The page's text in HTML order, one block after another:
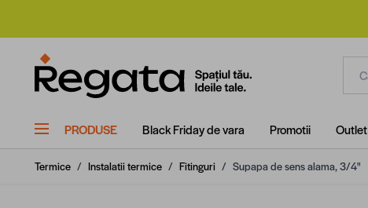
PRODUSE Black Friday de vara Promotii Outlet
Termice / Instalatii termice / Fitinguri / Supapa de sens alama, 3/4"